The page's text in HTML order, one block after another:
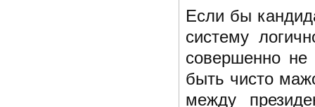
Если бы
систему
совершенно
быть чисто
между